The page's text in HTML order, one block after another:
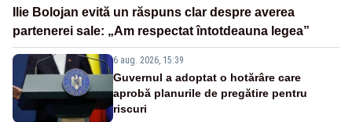
Ilie Bolojan evită un răspuns clar despre averea
partenerei sale: „Am respectat întotdeauna legea”
6 aug. 2026, 15:39
Guvernul a adoptat o hotărâre care
aprobă planurile de pregătire pentru
riscuri